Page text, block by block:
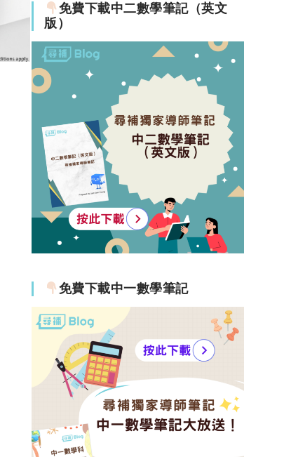
免費下載中二數學筆記（英文
版）
免費下載中一數學筆記